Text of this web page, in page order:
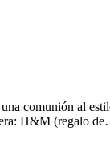
comunión al
H&M (regalo